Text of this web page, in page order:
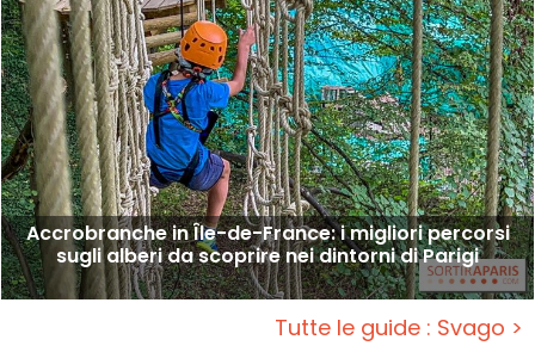
Accrobranche in Île-de-France: i migliori percorsi
sugli alberi da scoprire nei dintorni di Parigi
Tutte le guide : Svago >